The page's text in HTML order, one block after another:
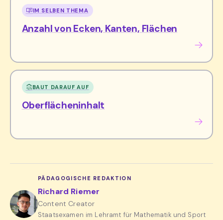
IM SELBEN THEMA
Anzahl von Ecken, Kanten, Flächen
BAUT DARAUF AUF
Oberflächeninhalt
PÄDAGOGISCHE REDAKTION
Richard Riemer
Content Creator
Staatsexamen im Lehramt für Mathematik und Sport